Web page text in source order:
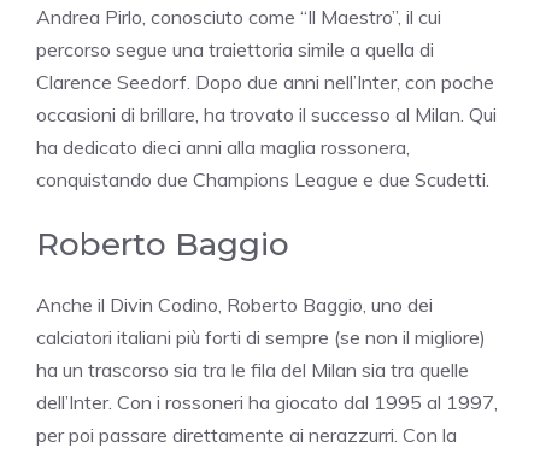
Andrea Pirlo, conosciuto come “Il Maestro”, il cui
percorso segue una traiettoria simile a quella di
Clarence Seedorf. Dopo due anni nell’Inter, con poche
occasioni di brillare, ha trovato il successo al Milan. Qui
ha dedicato dieci anni alla maglia rossonera,
conquistando due Champions League e due Scudetti.
Roberto Baggio
Anche il Divin Codino, Roberto Baggio, uno dei
calciatori italiani più forti di sempre (se non il migliore)
ha un trascorso sia tra le fila del Milan sia tra quelle
dell’Inter. Con i rossoneri ha giocato dal 1995 al 1997,
per poi passare direttamente ai nerazzurri. Con la